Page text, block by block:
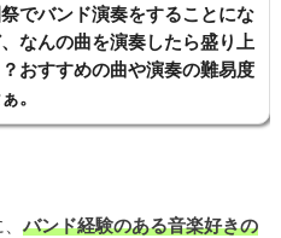
でバンド演奏をすることにな
なんの曲を演奏したら盛り上
おすすめの曲や演奏の難易度
。
バンド経験のある音楽好きの